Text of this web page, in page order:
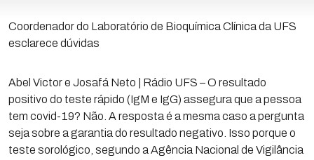
Coordenador do Laboratório de Bioquímica Clínica da UFS
esclarece dúvidas
Abel Victor e Josafá Neto | Rádio UFS – O resultado
positivo do teste rápido (IgM e IgG) assegura que a pessoa
tem covid-19? Não. A resposta é a mesma caso a pergunta
seja sobre a garantia do resultado negativo. Isso porque o
teste sorológico, segundo a Agência Nacional de Vigilância